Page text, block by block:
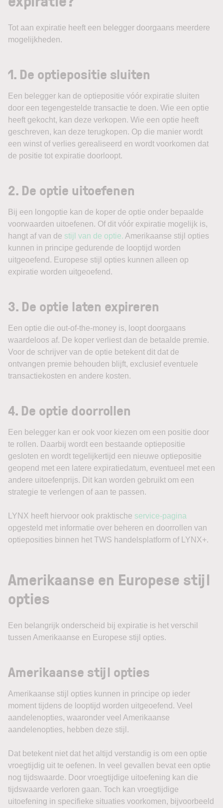
Tot aan expiratie heeft een belegger doorgaans meerdere
mogelijkheden.
1. De optiepositie sluiten
Een belegger kan de optiepositie vóór expiratie sluiten
door een tegengestelde transactie te doen. Wie een optie
heeft gekocht, kan deze verkopen. Wie een optie heeft
geschreven, kan deze terugkopen. Op die manier wordt
een winst of verlies gerealiseerd en wordt voorkomen dat
de positie tot expiratie doorloopt.
2. De optie uitoefenen
Bij een longoptie kan de koper de optie onder bepaalde
voorwaarden uitoefenen. Of dit vóór expiratie mogelijk is,
hangt af van de stijl van de optie. Amerikaanse stijl opties
kunnen in principe gedurende de looptijd worden
uitgeoefend. Europese stijl opties kunnen alleen op
expiratie worden uitgeoefend.
3. De optie laten expireren
Een optie die out-of-the-money is, loopt doorgaans
waardeloos af. De koper verliest dan de betaalde premie.
Voor de schrijver van de optie betekent dit dat de
ontvangen premie behouden blijft, exclusief eventuele
transactiekosten en andere kosten.
4. De optie doorrollen
Een belegger kan er ook voor kiezen om een positie door
te rollen. Daarbij wordt een bestaande optiepositie
gesloten en wordt tegelijkertijd een nieuwe optiepositie
geopend met een latere expiratiedatum, eventueel met een
andere uitoefenprijs. Dit kan worden gebruikt om een
strategie te verlengen of aan te passen.
LYNX heeft hiervoor ook praktische service-pagina
opgesteld met informatie over beheren en doorrollen van
optieposities binnen het TWS handelsplatform of LYNX+.
Amerikaanse en Europese stijl
opties
Een belangrijk onderscheid bij expiratie is het verschil
tussen Amerikaanse en Europese stijl opties.
Amerikaanse stijl opties
Amerikaanse stijl opties kunnen in principe op ieder
moment tijdens de looptijd worden uitgeoefend. Veel
aandelenopties, waaronder veel Amerikaanse
aandelenopties, hebben deze stijl.
Dat betekent niet dat het altijd verstandig is om een optie
vroegtijdig uit te oefenen. In veel gevallen bevat een optie
nog tijdswaarde. Door vroegtijdige uitoefening kan die
tijdswaarde verloren gaan. Toch kan vroegtijdige
uitoefening in specifieke situaties voorkomen, bijvoorbeeld